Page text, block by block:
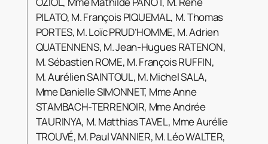
PILATO, M. François PIQUEMAL, M. Thomas
PORTES, M. Loïc PRUD’HOMME, M. Adrien
QUATENNENS, M. Jean-Hugues RATENON,
M. Sébastien ROME, M. François RUFFIN,
M. Aurélien SAINTOUL, M. Michel SALA,
Mme Danielle SIMONNET, Mme Anne
STAMBACH-TERRENOIR, Mme Andrée
TAURINYA, M. Matthias TAVEL, Mme Aurélie
TROUVÉ, M. Paul VANNIER, M. Léo WALTER,